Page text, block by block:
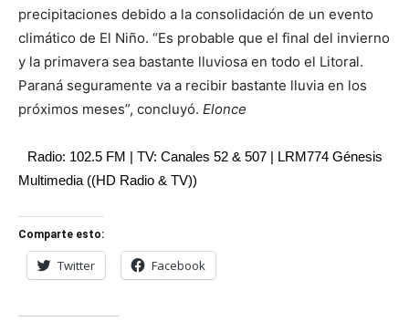
precipitaciones debido a la consolidación de un evento
climático de El Niño. “Es probable que el final del invierno
y la primavera sea bastante lluviosa en todo el Litoral.
Paraná seguramente va a recibir bastante lluvia en los
próximos meses”, concluyó. Elonce
Radio: 102.5 FM | TV: Canales 52 & 507 | LRM774 Génesis
Multimedia ((HD Radio & TV))
Comparte esto:
Twitter Facebook